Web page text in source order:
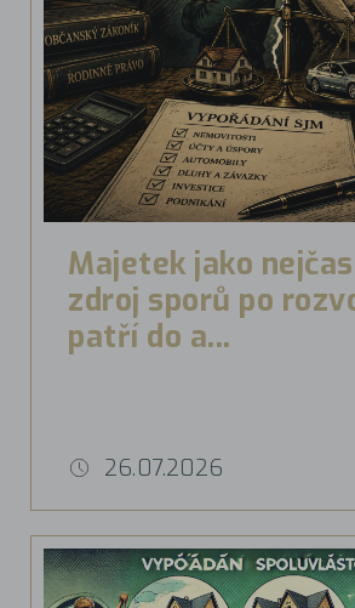
Majetek jako
zdroj sporů po
patří do a...
26.07.2026